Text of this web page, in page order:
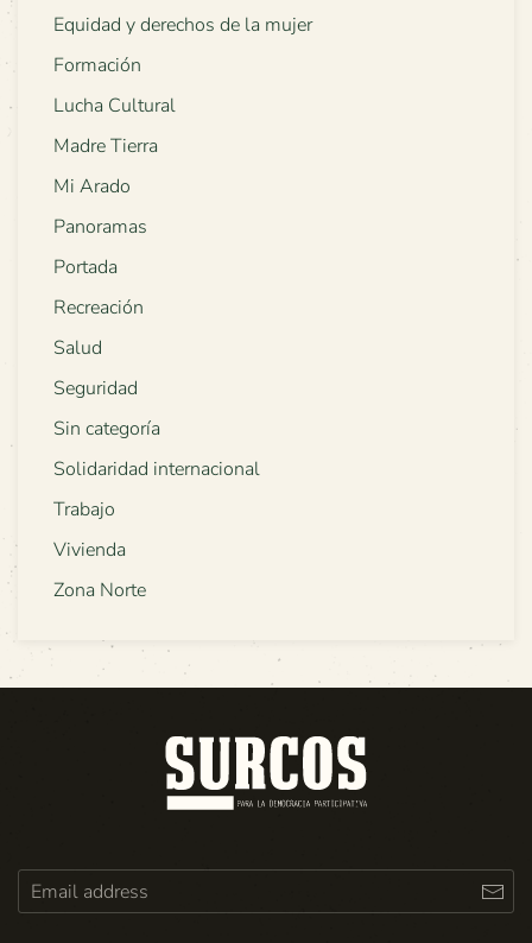
Equidad y derechos de la mujer
Formación
Lucha Cultural
Madre Tierra
Mi Arado
Panoramas
Portada
Recreación
Salud
Seguridad
Sin categoría
Solidaridad internacional
Trabajo
Vivienda
Zona Norte